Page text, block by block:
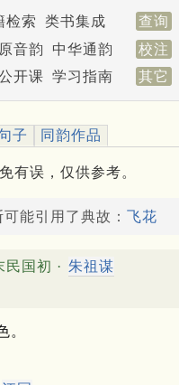
检索 类书集成 查询
音韵 中华通韵 校注
开课 学习指南 其它
子 同韵作品
有误，仅供参考。
能引用了典故： 飞花
民国初 · 朱祖谋
。